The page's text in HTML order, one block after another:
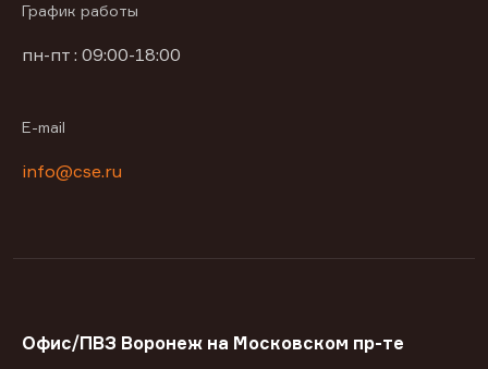
График работы
пн-пт : 09:00-18:00
E-mail
info@cse.ru
Офис/ПВЗ Воронеж на Московском пр-те